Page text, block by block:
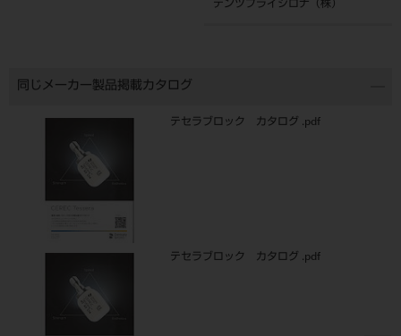
デンツプライシロナ（株）
同じメーカー製品掲載カタログ
テセラブロック カタログ .pdf
テセラブロック カタログ .pdf